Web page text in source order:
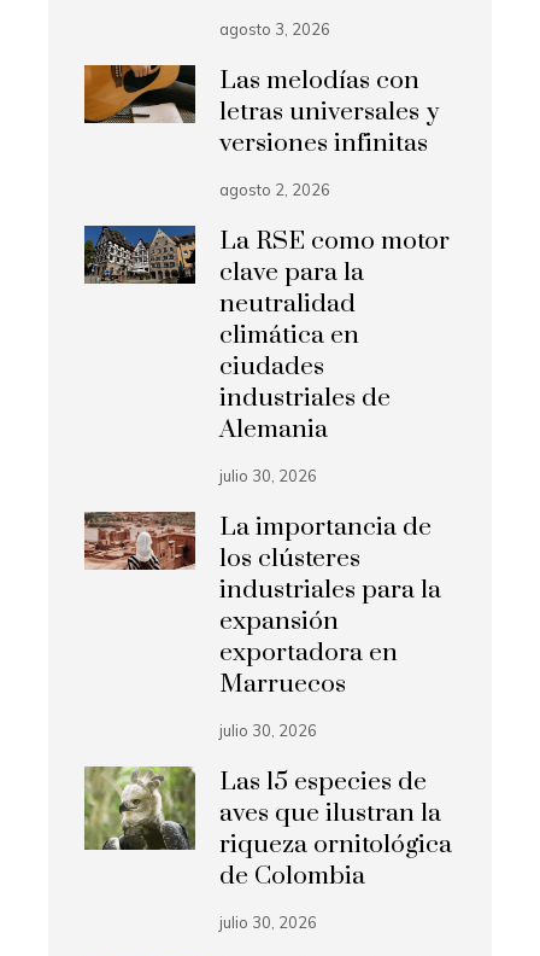
agosto 3, 2026
Las melodías con
letras universales y
versiones infinitas
agosto 2, 2026
La RSE como motor
clave para la
neutralidad
climática en
ciudades
industriales de
Alemania
julio 30, 2026
La importancia de
los clústeres
industriales para la
expansión
exportadora en
Marruecos
julio 30, 2026
Las 15 especies de
aves que ilustran la
riqueza ornitológica
de Colombia
julio 30, 2026